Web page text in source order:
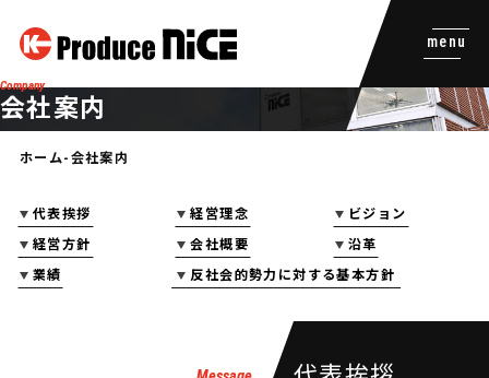
menu
会社案内
ホーム 会社案内
代表挨拶 経営理念
ビジョン
経営方針
会社概要
沿革
業績
反社会的勢力に対する基本方針